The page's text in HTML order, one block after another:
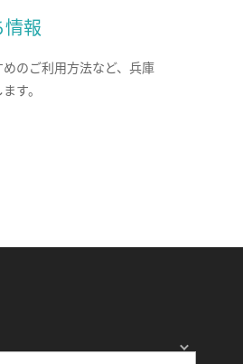
報
のご利用方法など、兵庫
す。